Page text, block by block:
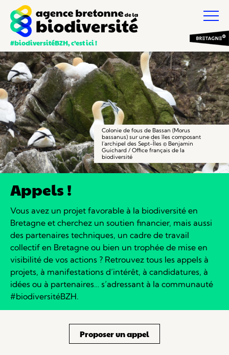
#biodiversitéBZH, c’est ici !
Colonie de fous de Bassan (Morus
bassanus) sur une des îles composant
l'archipel des Sept-Îles © Benjamin
Guichard / Office français de la
biodiversité
Appels !
Vous avez un projet favorable à la biodiversité en
Bretagne et cherchez un soutien financier, mais aussi
des partenaires techniques, un cadre de travail
collectif en Bretagne ou bien un trophée de mise en
visibilité de vos actions ? Retrouvez tous les appels à
projets, à manifestations d’intérêt, à candidatures, à
idées ou à partenaires… s’adressant à la communauté
#biodiversitéBZH.
Proposer un appel